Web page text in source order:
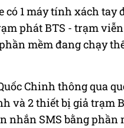
1 máy tính xách
phát BTS - trạm
mềm đang chạy
Chinh thông qua
và 2 thiết bị giả trạm
nhắn SMS bằng phần